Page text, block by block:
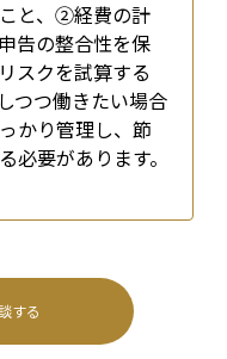
と、②経費の計
告の整合性を保
スクを試算する
つつ働きたい場合
かり管理し、節
必要があります。
する